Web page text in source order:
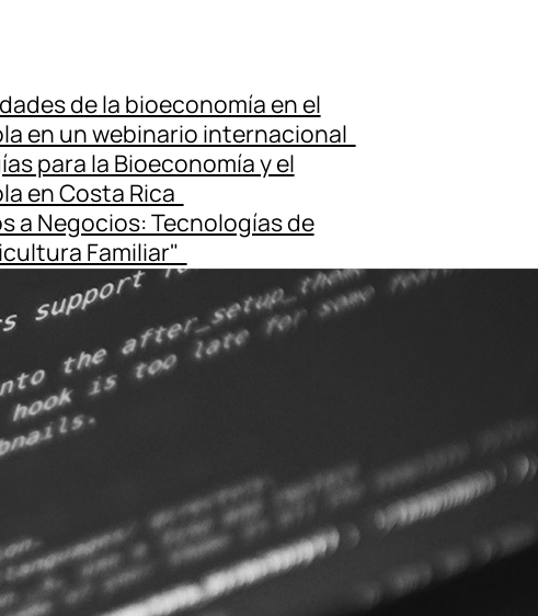
de la bioeconomía en el
en un webinario internacional
para la Bioeconomía y el
en Costa Rica
a Negocios: Tecnologías de
Familiar"